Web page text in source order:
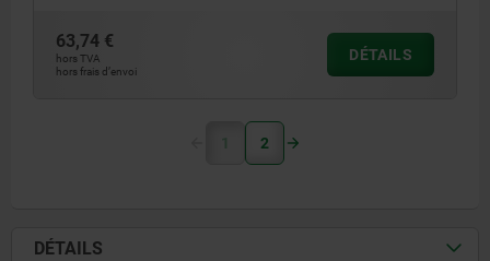
63,74 €
hors TVA
hors frais d’envoi
DÉTAILS
1 2
DÉTAILS